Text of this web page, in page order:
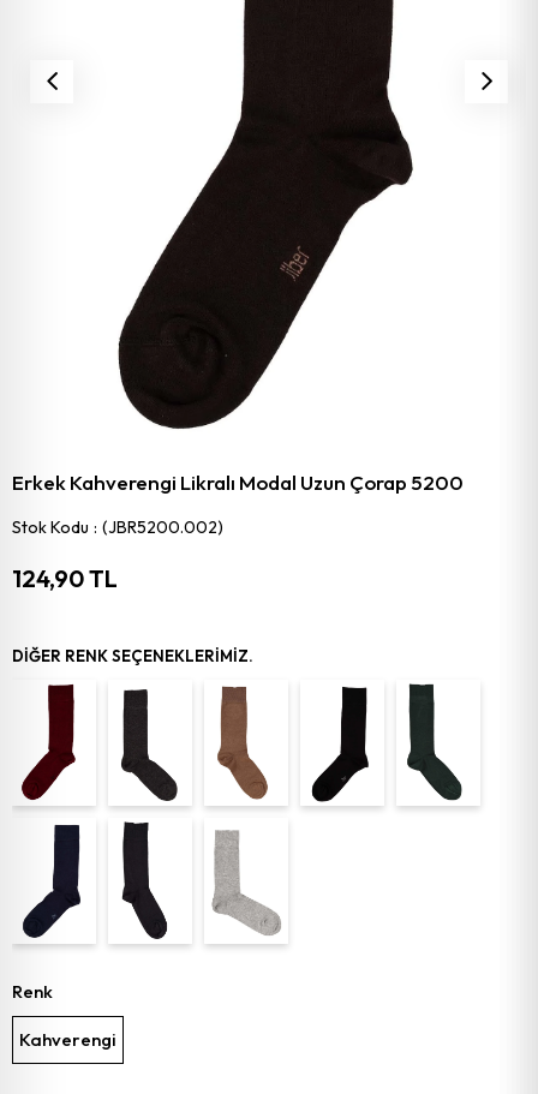
Erkek Kahverengi Likralı Modal Uzun Çorap 5200
Stok Kodu (JBR5200.002)
124,90 TL
DIĞER RENK SEÇENEKLERIMIZ.
Renk
Kahverengi